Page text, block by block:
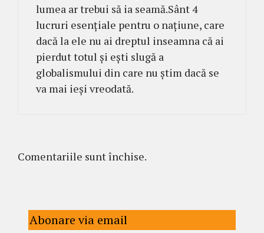
lumea ar trebui să ia seamă.Sânt 4
lucruri esențiale pentru o națiune, care
dacă la ele nu ai dreptul inseamna că ai
pierdut totul și ești slugă a
globalismului din care nu știm dacă se
va mai ieși vreodată.
Comentariile sunt închise.
Abonare via email